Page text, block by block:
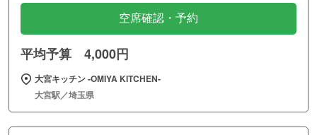
空席確認・予約
平均予算 4,000円
大宮キッチン ‐OMIYA KITCHEN‐
大宮駅／埼玉県